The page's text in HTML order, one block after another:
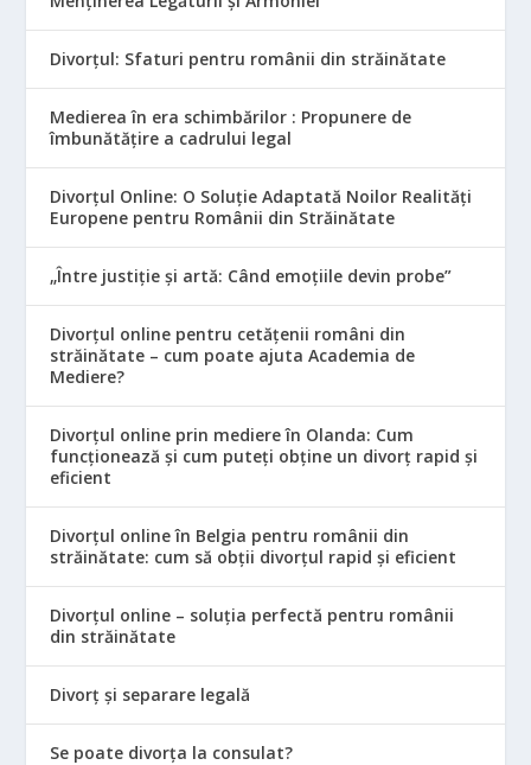
Divorțul: Sfaturi pentru românii din străinătate
Medierea în era schimbărilor : Propunere de
îmbunătățire a cadrului legal
Divorțul Online: O Soluție Adaptată Noilor Realități
Europene pentru Românii din Străinătate
„Între justiție și artă: Când emoțiile devin probe”
Divorțul online pentru cetățenii români din
străinătate – cum poate ajuta Academia de
Mediere?
Divorțul online prin mediere în Olanda: Cum
funcționează și cum puteți obține un divorț rapid și
eficient
Divorțul online în Belgia pentru românii din
străinătate: cum să obții divorțul rapid și eficient
Divorțul online – soluția perfectă pentru românii
din străinătate
Divorț și separare legală
Se poate divorța la consulat?